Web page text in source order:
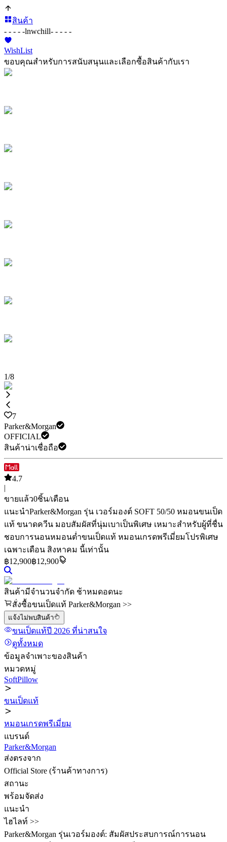
สินค้า
- - - - -lnwchill- - - - -
WishList
ขอบคุณสำหรับการสนับสนุนและเลือกซื้อสินค้ากับเรา
1/8
7
Parker&Morgan
OFFICIAL
สินค้าน่าเชื่อถือ
4.7
|
ขายแล้ว0ชิ้น/เดือน
แนะนำParker&Morgan รุ่น เวอร์มองต์ SOFT 50/50 หมอนขนเป็ด
แท้ ขนาดควีน มอบสัมผัสที่นุ่มเบาเป็นพิเศษ เหมาะสำหรับผู้ที่ชื่น
ชอบการนอนหมอนต่ำขนเป็ดแท้ หมอนเกรดพรีเมี่ยมโปรพิเศษ
เฉพาะเดือน สิงหาคม นี้เท่านั้น
฿12,900฿12,900
สินค้ามีจำนวนจำกัด ช้าหมดอดนะ
สั่งซื้อขนเป็ดแท้ Parker&Morgan >>
แจ้งไม่พบสินค้า
ขนเป็ดแท้ปี 2026 ที่น่าสนใจ
ดูทั้งหมด
ข้อมูลจำเพาะของสินค้า
หมวดหมู่
SoftPillow
ขนเป็ดแท้
หมอนเกรดพรีเมี่ยม
แบรนด์
Parker&Morgan
ส่งตรงจาก
Official Store (ร้านค้าทางการ)
สถานะ
พร้อมจัดส่ง
แนะนำ
ไฮไลท์ >>
Parker&Morgan รุ่นเวอร์มองต์: สัมผัสประสบการณ์การนอน